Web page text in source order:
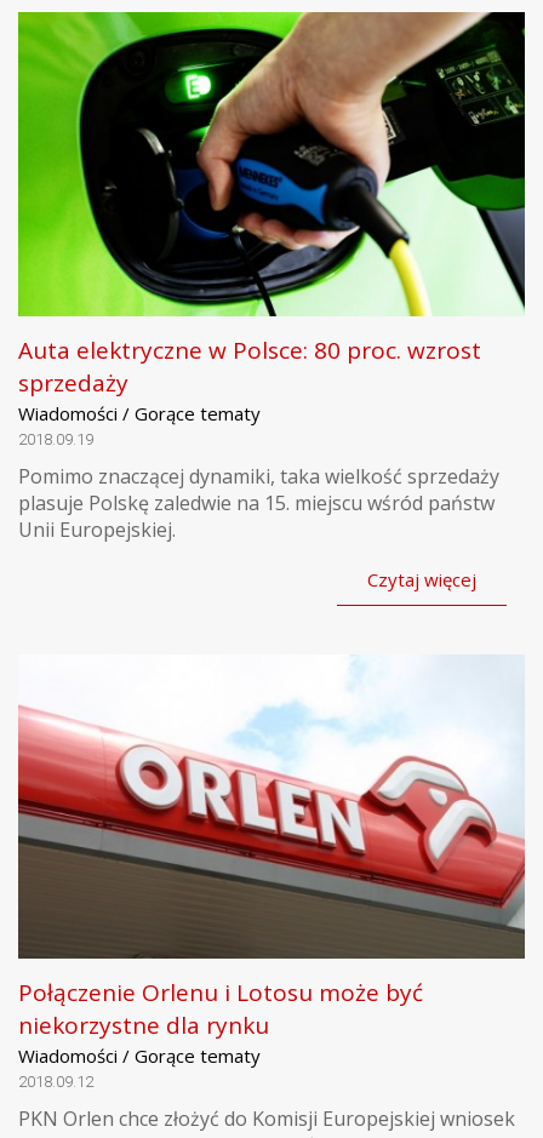
Auta elektryczne w Polsce: 80 proc. wzrost
sprzedaży
Wiadomości / Gorące tematy
2018.09.19
Pomimo znaczącej dynamiki, taka wielkość sprzedaży
plasuje Polskę zaledwie na 15. miejscu wśród państw
Unii Europejskiej.
Czytaj więcej
Połączenie Orlenu i Lotosu może być
niekorzystne dla rynku
Wiadomości / Gorące tematy
2018.09.12
PKN Orlen chce złożyć do Komisji Europejskiej wniosek